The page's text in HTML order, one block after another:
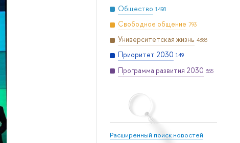
Общество 1498
Свободное общение 793
Университетская жизнь 4383
Приоритет 2030 149
Программа развития 2030 355
Расширенный поиск новостей